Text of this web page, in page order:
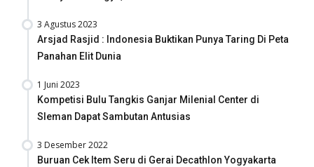
3 Agustus 2023
Arsjad Rasjid : Indonesia Buktikan Punya Taring Di Peta
Panahan Elit Dunia
1 Juni 2023
Kompetisi Bulu Tangkis Ganjar Milenial Center di
Sleman Dapat Sambutan Antusias
3 Desember 2022
Buruan Cek Item Seru di Gerai Decathlon Yogyakarta